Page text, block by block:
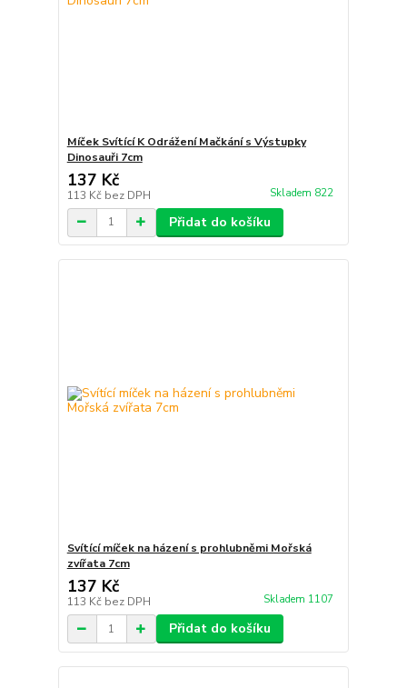
Míček Svítící K Odrážení Mačkání s Výstupky
Dinosauři 7cm
137 Kč
113 Kč bez DPH Skladem 822
Přidat do košíku
Svítící míček na házení s prohlubněmi Mořská
zvířata 7cm
137 Kč
113 Kč bez DPH Skladem 1107
Přidat do košíku